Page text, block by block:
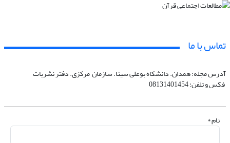
تماس با ما
آدرس مجله: همدان. دانشکاه بوعلی سینا. سازمان مرکزی. دفتر نشریات
فکس و تلفن: 08131401454
نام *